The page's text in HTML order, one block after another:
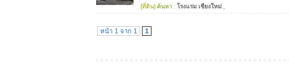
[ที่ดิน] ค้นหา : โรงแรม เชียงใหม่ ,
หน้า 1 จาก 1 1